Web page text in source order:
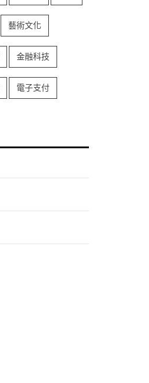
藝術文化
金融科技
電子支付